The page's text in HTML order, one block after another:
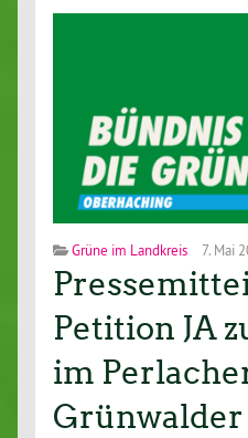
Grüne im Landkreis 7. Mai
Petition JA
im
Grünwalder